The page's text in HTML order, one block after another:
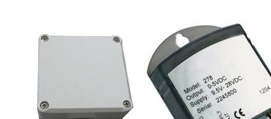
3.1157.10.xxx
barotransmitters
3.1158.00.075
Baro transmitter,800-1060 hPa